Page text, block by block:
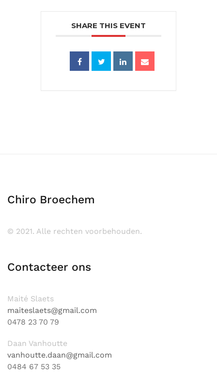
SHARE THIS EVENT
Chiro Broechem
© 2021. Alle rechten voorbehouden.
Contacteer ons
Maité Slaets
maiteslaets@gmail.com
0478 23 70 79
Daan Vanhoutte
vanhoutte.daan@gmail.com
0484 67 53 35